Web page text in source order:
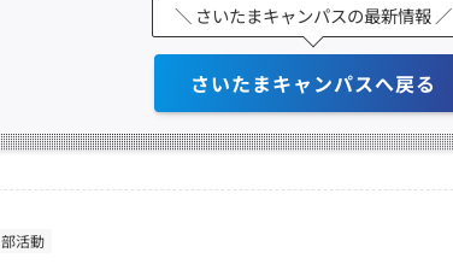
＼ さいたまキャンパスの最新情報 ／
さいたまキャンパスへ戻る
部活動